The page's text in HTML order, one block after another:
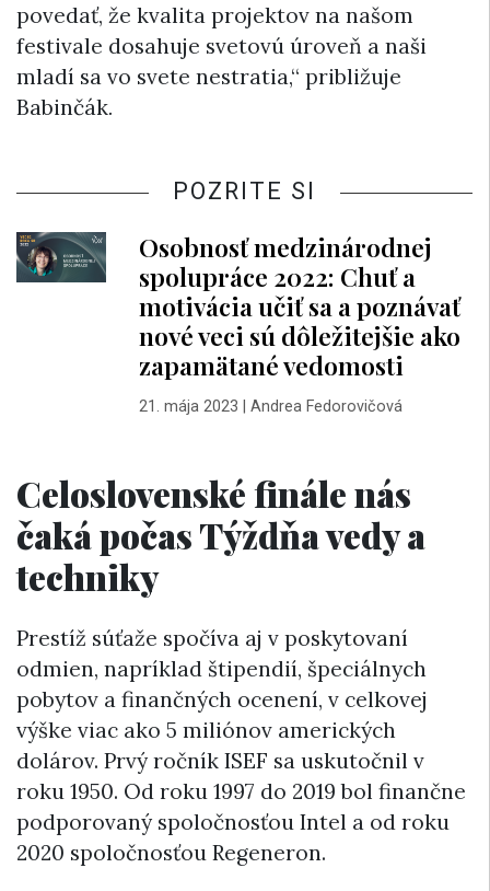
povedať, že kvalita projektov na našom
festivale dosahuje svetovú úroveň a naši
mladí sa vo svete nestratia,“ približuje
Babinčák.
POZRITE SI
Osobnosť medzinárodnej
spolupráce 2022: Chuť a
motivácia učiť sa a poznávať
nové veci sú dôležitejšie ako
zapamätané vedomosti
21. mája 2023 Andrea Fedorovičová
Celoslovenské finále nás
čaká počas Týždňa vedy a
techniky
Prestíž súťaže spočíva aj v poskytovaní
odmien, napríklad štipendií, špeciálnych
pobytov a finančných ocenení, v celkovej
výške viac ako 5 miliónov amerických
dolárov. Prvý ročník ISEF sa uskutočnil v
roku 1950. Od roku 1997 do 2019 bol finančne
podporovaný spoločnosťou Intel a od roku
2020 spoločnosťou Regeneron.